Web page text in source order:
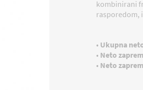
kombinirani
rasporedom,
• Ukupna
• Neto
• Neto